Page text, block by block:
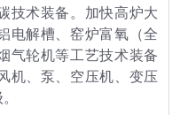
术装备。加快高炉大
电解槽、窑炉富氧（全
气轮机等工艺技术装备
机、泵、空压机、变压